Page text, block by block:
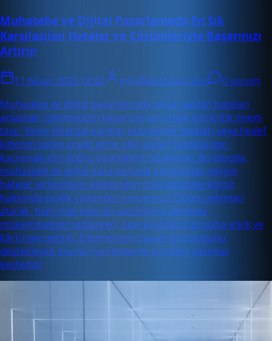
Muhasebe ve Dijital Pazarlamada En Sık
Karşılaşılan Hatalar ve Çözümleriyle Başarınızı
Artırın
11 Nisan 2025 18:42 info@enabase.com
0 yorum
Muhasebe ve dijital pazarlamada sıkça yapılan hataları
anlamak, işletmenizin başarısını artırmak için kritik önem
taşır. Yanlış finansal kayıtlar, bütçeleme hataları veya hedef
kitlenizi yanlış analiz etme gibi yaygın tuzaklardan
kaçınmak için doğru stratejilere odaklanın. Bu blogda,
muhasebe ve dijital pazarlamada karşılaşılan yaygın
hatalar ve bunların üstesinden nasıl gelebileceğiniz
hakkında pratik çözümler sunuyoruz. Doğru adımları
atarak, hem mali hem de pazarlama alanında
mükemmeliyet sağlarken, operasyonlarınızı daha etkili ve
kârlı hale getirin. İşletmenizin başarı yolculuğunu
destekleyen ipuçları ve rehberlik için blog yazımızı
keşfedin!